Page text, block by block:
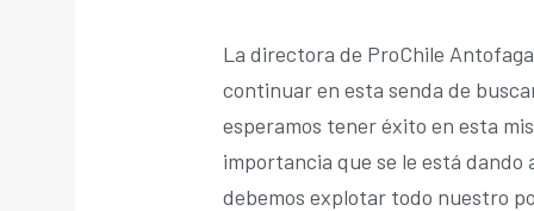
La directora de ProChile
continuar en esta senda de
esperamos tener éxito en esta
importancia que se le está
debemos explotar todo nuestro